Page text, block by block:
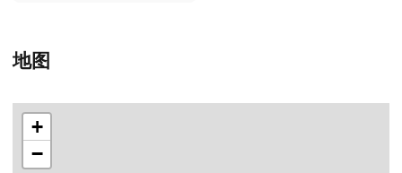
地图
+
−